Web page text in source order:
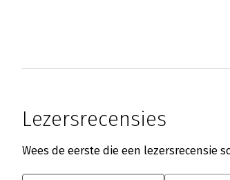
Lezersrecensies
Wees de eerste die een lezersrecensie